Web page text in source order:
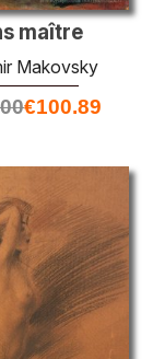
maître
Makovsky
€100.89